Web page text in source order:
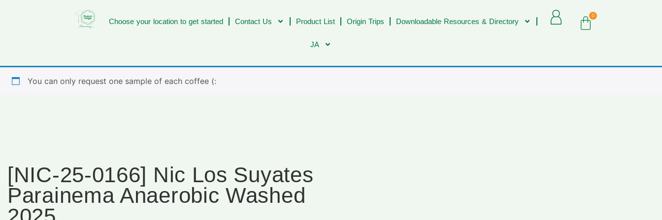
Choose your location to get started Contact Us Product List Origin Trips Downloadable Resources & Directory
JA
0
You can only request one sample of each coffee (:
[NIC-25-0166] Nic Los Suyates
Parainema Anaerobic Washed